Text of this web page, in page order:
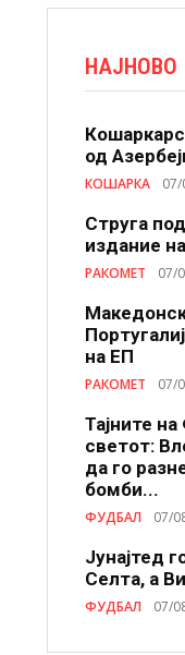
НАЈНОВО
од
КОШАРКА
Струга
издание
РАКОМЕТ 07/
на ЕП
РАКОМЕТ 07/
Тајните
светот:
да го
бомби...
ФУДБАЛ 07/
Јунајтед
Селта, а
ФУДБАЛ 07/